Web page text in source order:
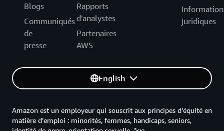
Blogs
Communiqués
de
presse
Rapports
d'analystes
Partenaires
AWS
juridiques
English
Amazon est un employeur qui souscrit aux principes d’équité en
matière d’emploi : minorités, femmes, handicaps, seniors,